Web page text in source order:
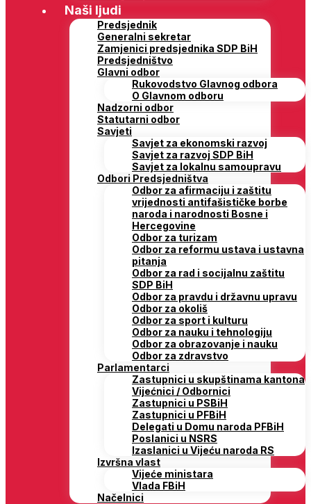
Naši ljudi
Predsjednik
Generalni sekretar
Zamjenici predsjednika SDP BiH
Predsjedništvo
Glavni odbor
Rukovodstvo Glavnog odbora
O Glavnom odboru
Nadzorni odbor
Statutarni odbor
Savjeti
Savjet za ekonomski razvoj
Savjet za razvoj SDP BiH
Savjet za lokalnu samoupravu
Odbori Predsjedništva
Odbor za afirmaciju i zaštitu
vrijednosti antifašističke borbe
naroda i narodnosti Bosne i
Hercegovine
Odbor za turizam
Odbor za reformu ustava i ustavna
pitanja
Odbor za rad i socijalnu zaštitu
SDP BiH
Odbor za pravdu i državnu upravu
Odbor za okoliš
Odbor za sport i kulturu
Odbor za nauku i tehnologiju
Odbor za obrazovanje i nauku
Odbor za zdravstvo
Parlamentarci
Zastupnici u skupštinama kantona
Vijećnici / Odbornici
Zastupnici u PSBiH
Zastupnici u PFBiH
Delegati u Domu naroda PFBiH
Poslanici u NSRS
Izaslanici u Vijeću naroda RS
Izvršna vlast
Vijeće ministara
Vlada FBiH
Načelnici